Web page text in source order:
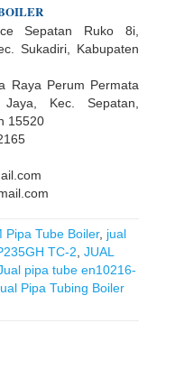
Sepatan Ruko 8i,
Sukadiri, Kabupaten
Raya Perum Permata
Kec. Sepatan,
15520
Pipa Tube Boiler, jual
TC-2 JUAL
pipa tube en10216-
Pipa Tubing Boiler